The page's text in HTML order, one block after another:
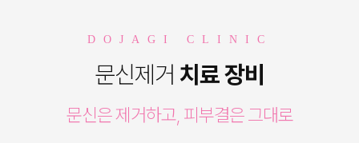
DOJAGI CLINIC
문신제거 치료 장비
문신은 제거하고, 피부결은 그대로